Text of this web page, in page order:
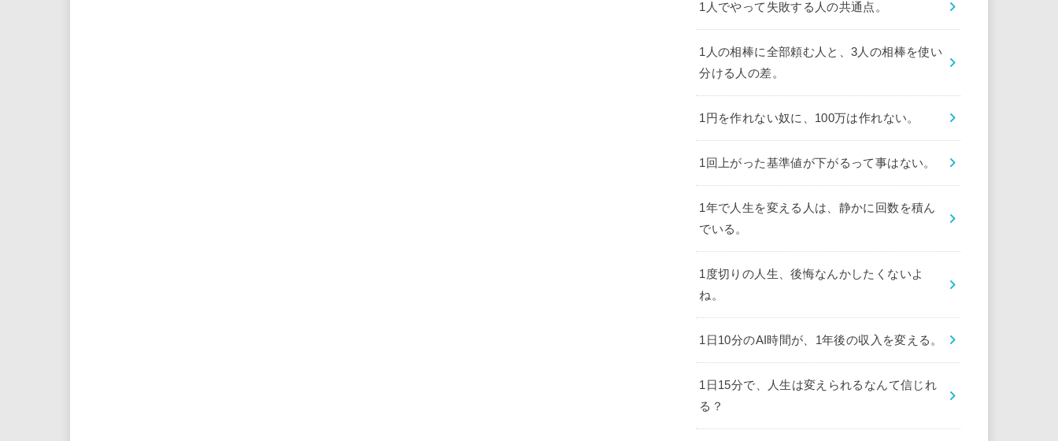
1人でやって失敗する人の共通点。
1人の相棒に全部頼む人と、3人の相棒を使い
分ける人の差。
1円を作れない奴に、100万は作れない。
1回上がった基準値が下がるって事はない。
1年で人生を変える人は、静かに回数を積ん
でいる。
1度切りの人生、後悔なんかしたくないよ
ね。
1日10分のAI時間が、1年後の収入を変える。
1日15分で、人生は変えられるなんて信じれ
る？